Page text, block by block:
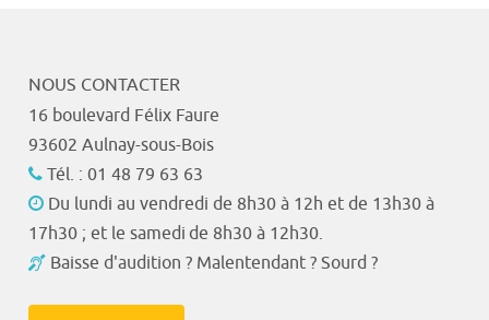
NOUS CONTACTER
16 boulevard Félix Faure
93602 Aulnay-sous-Bois
Tél. : 01 48 79 63 63
Du lundi au vendredi de 8h30 à 12h et de 13h30 à
17h30 ; et le samedi de 8h30 à 12h30.
Baisse d'audition ? Malentendant ? Sourd ?